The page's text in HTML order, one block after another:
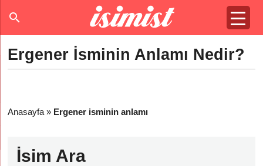
Ergener İsminin Anlamı Nedir?
Anasayfa » Ergener isminin anlamı
İsim Ara